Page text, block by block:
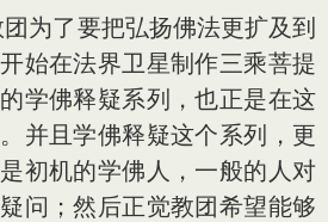
为了要把弘扬佛法更扩及到
始在法界卫星制作三乘菩提
学佛释疑系列，也正是在这
并且学佛释疑这个系列，更
初机的学佛人，一般的人对
问；然后正觉教团希望能够